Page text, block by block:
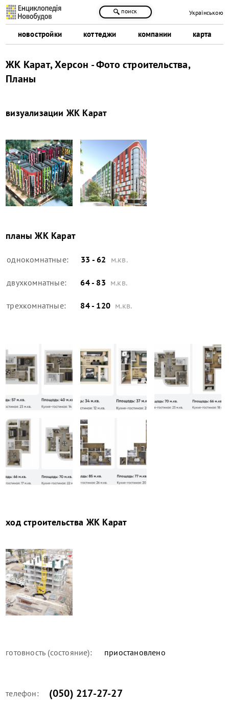
новостройки коттеджи компании карта
поиск Українською
ЖК Карат, Херсон - Фото строительства,
Планы
визуализации ЖК Карат
планыЖК Карат
однокомнатные: 33 - 62 м.кв.
двухкомнатные: 64 - 83 м.кв.
трехкомнатные: 84 - 120 м.кв.
ход строительства ЖК Карат
готовность (состояние): приостановлено
телефон: (050) 217-27-27